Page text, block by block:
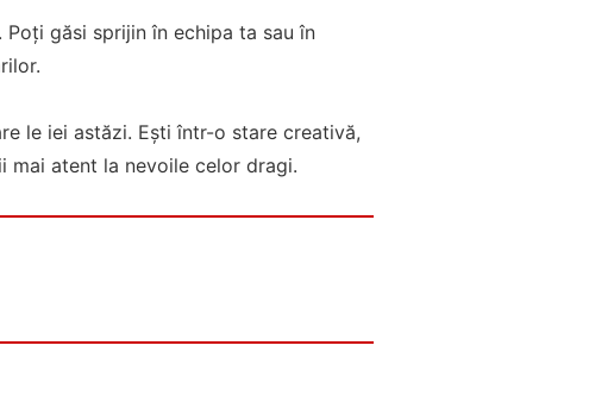
găsi sprijin în echipa ta sau în
le iei astăzi. Ești într-o stare creativă,
mai atent la nevoile celor dragi.